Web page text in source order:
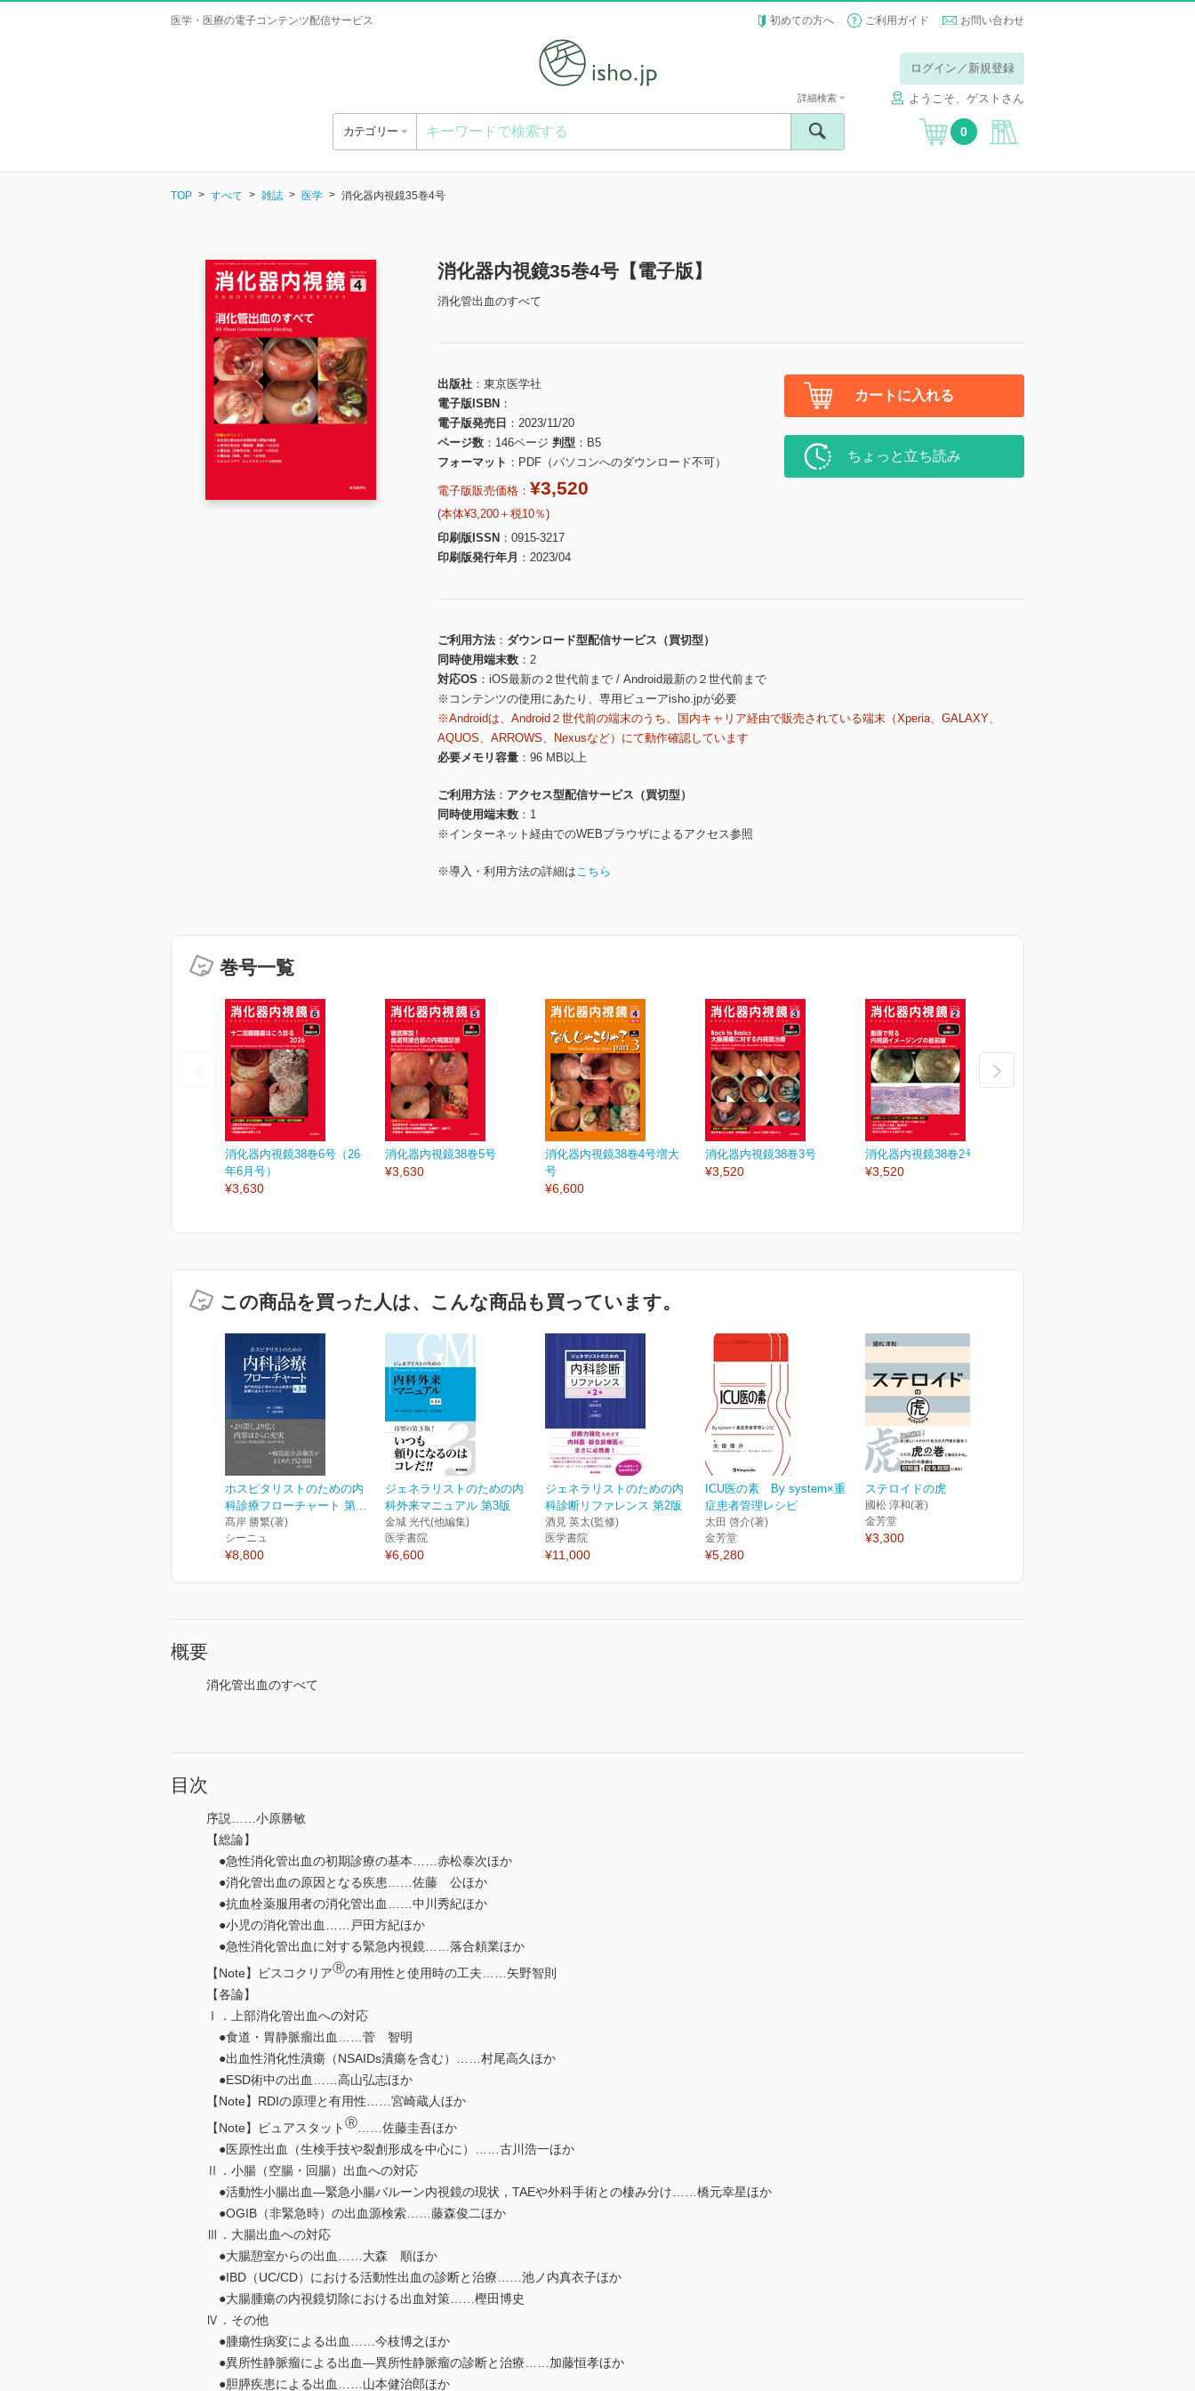
医学・医療の電子コンテンツ配信サービス 初めての方へ ご利用ガイド お問い合わせ
ログイン／新規登録
ようこそ、ゲストさん
カテゴリー
詳細検索
0
TOP すべて 雑誌 医学 消化器内視鏡35巻4号
消化器内視鏡35巻4号【電子版】
消化管出血のすべて
出版社
東京医学社
電子版ISBN
電子版発売日
2023/11/20
ページ数
146ページ 判型
B5
フォーマット
PDF（パソコンへのダウンロード不可）
電子版販売価格： ¥3,520
(本体¥3,200＋税10％)
印刷版ISSN
0915-3217
印刷版発行年月
2023/04
カートに入れる
ちょっと立ち読み
ご利用方法
ダウンロード型配信サービス（買切型）
同時使用端末数
2
対応OS
iOS最新の２世代前まで / Android最新の２世代前まで
※コンテンツの使用にあたり、専用ビューアisho.jpが必要
※Androidは、Android２世代前の端末のうち、国内キャリア経由で販売されている端末（Xperia、GALAXY、
AQUOS、ARROWS、Nexusなど）にて動作確認しています
必要メモリ容量
96 MB以上
ご利用方法
アクセス型配信サービス（買切型）
同時使用端末数
1
※インターネット経由でのWEBブラウザによるアクセス参照
※導入・利用方法の詳細はこちら
巻号一覧
消化器内視鏡38巻6号（26
年6月号）
¥3,630
消化器内視鏡38巻5号
¥3,630
消化器内視鏡38巻4号増大
号
¥6,600
消化器内視鏡38巻3号
¥3,520
消化器内視鏡38巻2号
¥3,520
この商品を買った人は、こんな商品も買っています。
ホスピタリストのための内
科診療フローチャート 第...
髙岸 勝繁(著)
シーニュ
¥8,800
ジェネラリストのための内
科外来マニュアル 第3版
金城 光代(他編集)
医学書院
¥6,600
ジェネラリストのための内
科診断リファレンス 第2版
酒見 英太(監修)
医学書院
¥11,000
ICU医の素 By system×重
症患者管理レシピ
太田 啓介(著)
金芳堂
¥5,280
ステロイドの虎
國松 淳和(著)
金芳堂
¥3,300
概要
消化管出血のすべて
目次
序説……小原勝敏
【総論】
●急性消化管出血の初期診療の基本……赤松泰次ほか
●消化管出血の原因となる疾患……佐藤 公ほか
●抗血栓薬服用者の消化管出血……中川秀紀ほか
●小児の消化管出血……戸田方紀ほか
●急性消化管出血に対する緊急内視鏡……落合頼業ほか
【Note】ビスコクリアⓇの有用性と使用時の工夫……矢野智則
【各論】
Ⅰ．上部消化管出血への対応
●食道・胃静脈瘤出血……菅 智明
●出血性消化性潰瘍（NSAIDs潰瘍を含む）……村尾高久ほか
●ESD術中の出血……高山弘志ほか
【Note】RDIの原理と有用性……宮崎蔵人ほか
【Note】ピュアスタットⓇ ……佐藤圭吾ほか
●医原性出血（生検手技や裂創形成を中心に）……古川浩一ほか
Ⅱ．小腸（空腸・回腸）出血への対応
●活動性小腸出血―緊急小腸バルーン内視鏡の現状，TAEや外科手術との棲み分け……橋元幸星ほか
●OGIB（非緊急時）の出血源検索……藤森俊二ほか
Ⅲ．大腸出血への対応
●大腸憩室からの出血……大森 順ほか
●IBD（UC/CD）における活動性出血の診断と治療……池ノ内真衣子ほか
●大腸腫瘍の内視鏡切除における出血対策……樫田博史
Ⅳ．その他
●腫瘍性病変による出血……今枝博之ほか
●異所性静脈瘤による出血―異所性静脈瘤の診断と治療……加藤恒孝ほか
●胆膵疾患による出血……山本健治郎ほか